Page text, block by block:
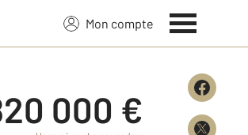
Mon compte
820 000 €